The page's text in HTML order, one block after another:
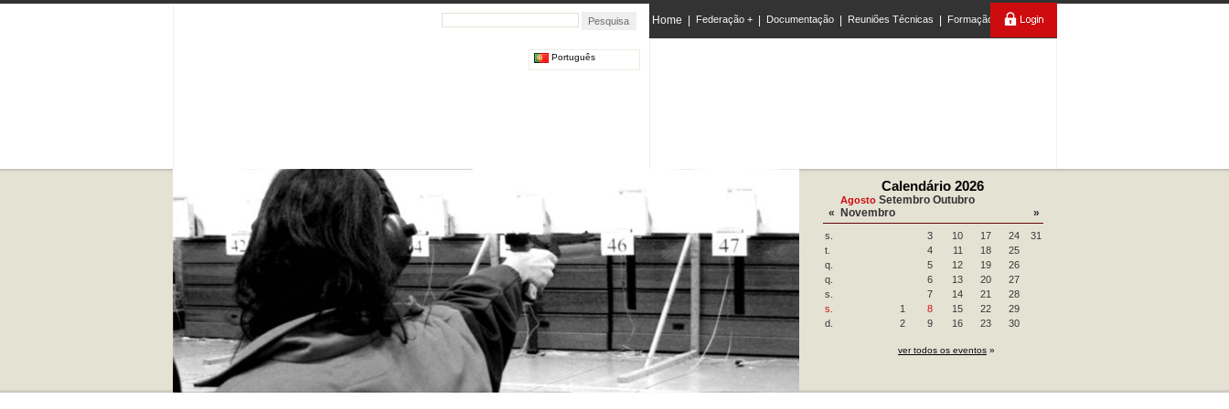
Home Federação + Documentação Reuniões Técnicas Formação
Português
Calendário 2026
«
Agosto Setembro Outubro
Novembro
»
s.
t.
q.
q.
s.
s.
d.
3 10 17 24
31
4
11 18
25
5
12 19
26
6
13 20
27
7
14 21
28
1
8 15 22
29
2
9 16 23 30
ver todos os eventos »